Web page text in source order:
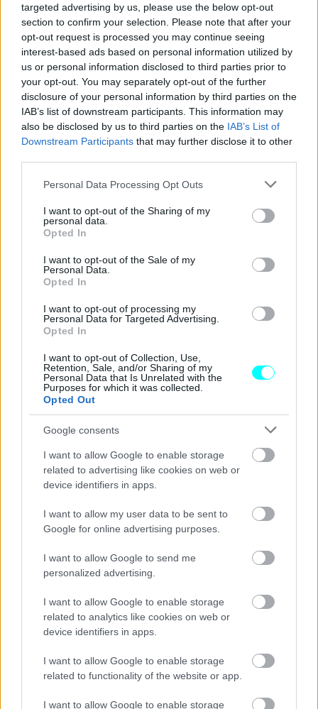
targeted advertising by us, please use the below opt-out
section to confirm your selection. Please note that after your
opt-out request is processed you may continue seeing
interest-based ads based on personal information utilized by
us or personal information disclosed to third parties prior to
your opt-out. You may separately opt-out of the further
disclosure of your personal information by third parties on the
IAB’s list of downstream participants. This information may
also be disclosed by us to third parties on the IAB’s List of
Downstream Participants that may further disclose it to other
Please note that this website/app uses one or more Google
not limited to your visit or usage behaviour. You may click to
grant or deny consent to Google and its third-party tags to
use your data for below specified purposes in below Google
consent section.
Personal Data Processing Opt Outs
I want to opt-out of the Sharing of my
personal data.
Opted In
I want to opt-out of the Sale of my
Personal Data.
Opted In
I want to opt-out of processing my
Personal Data for Targeted Advertising.
Opted In
I want to opt-out of Collection, Use,
Retention, Sale, and/or Sharing of my
Personal Data that Is Unrelated with the
Purposes for which it was collected.
Opted Out
Google consents
I want to allow Google to enable storage
related to advertising like cookies on web or
device identifiers in apps.
I want to allow my user data to be sent to
Google for online advertising purposes.
I want to allow Google to send me
personalized advertising.
I want to allow Google to enable storage
related to analytics like cookies on web or
device identifiers in apps.
I want to allow Google to enable storage
related to functionality of the website or app.
I want to allow Google to enable storage
καυσίμων, όπως είναι τα καύσιμα με ουδέτερο ανθρακικό
αποτύπωμα, ακόμη και με καύσιμα αρνητικού ανθρακικού
αποτυπώματος.
Αυτό που απασχολεί περισσότερο σε αυτό το στάδιο την
Hall (φυσιολογικά θα προσθέσουμε εμείς) είναι η διαφορά
στην αντίδραση που έχει το καύσιμο μείγμα της βενζίνης
και του πετρελαίου κίνησης. Στην πρώτη περίπτωση το
μείγμα αναφλέγεται από μπουζί με την καύση να γίνεται
προοδευτικά και ομοιόμορφα αφού ξεκινά από τη μία
μεριά του θαλάμου. Στην περίπτωση των diesel, έχουμε
αυτανάφλεξη μέσω της υψηλής συμπίεσης και των